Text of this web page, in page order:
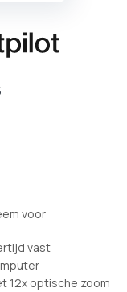
voor
vast
12x optische zoom